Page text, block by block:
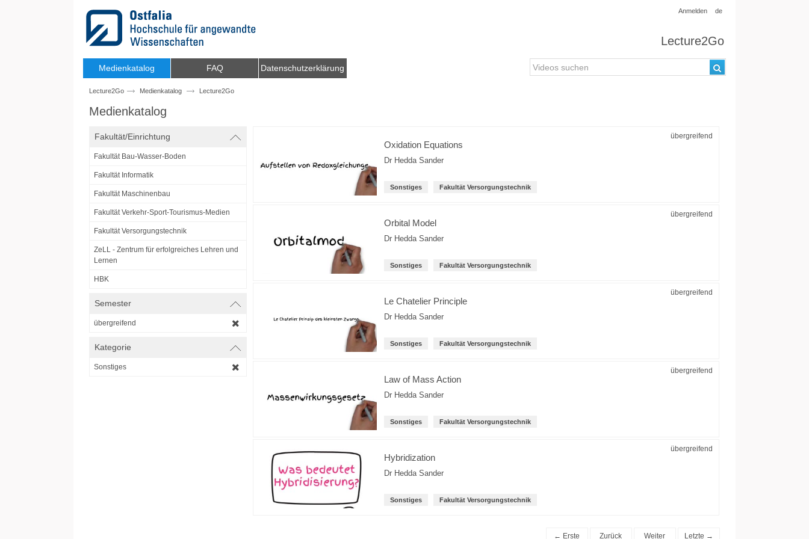
Anmelden de
Lecture2Go
Medienkatalog FAQ Datenschutzerklärung
Lecture2Go Medienkatalog Lecture2Go
Medienkatalog
Fakultät/Einrichtung
Fakultät Bau-Wasser-Boden
Fakultät Informatik
Fakultät Maschinenbau
Fakultät Verkehr-Sport-Tourismus-Medien
Fakultät Versorgungstechnik
ZeLL - Zentrum für erfolgreiches Lehren und
Lernen
HBK
Semester
übergreifend
Kategorie
Sonstiges
übergreifend
Oxidation Equations
Dr Hedda Sander
Sonstiges Fakultät Versorgungstechnik
übergreifend
Orbital Model
Dr Hedda Sander
Sonstiges Fakultät Versorgungstechnik
übergreifend
Le Chatelier Principle
Dr Hedda Sander
Sonstiges Fakultät Versorgungstechnik
übergreifend
Law of Mass Action
Dr Hedda Sander
Sonstiges Fakultät Versorgungstechnik
übergreifend
Hybridization
Dr Hedda Sander
Sonstiges Fakultät Versorgungstechnik
← Erste Zurück Weiter Letzte →